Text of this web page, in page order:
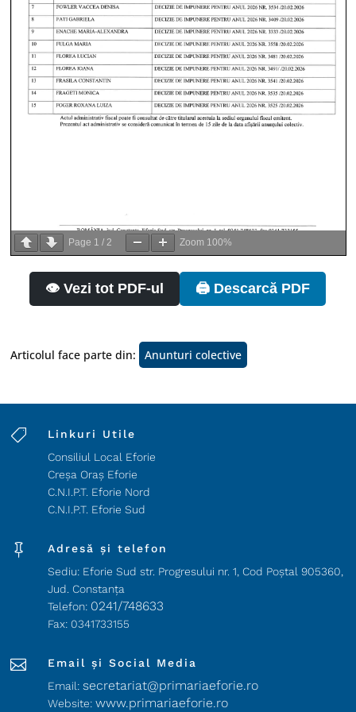
Page 1 /2 Zoom 100%
👁️ Vezi tot PDF-ul 🖨️ Descarcă PDF
Articolul face parte din: Anunturi colective

Linkuri Utile
Consiliul Local Eforie
Creșa Oraș Eforie
C.N.I.P.T. Eforie Nord
C.N.I.P.T. Eforie Sud

Adresă și telefon
Sediu: Eforie Sud str. Progresului nr. 1, Cod Poştal 905360,
Jud. Constanţa
Telefon: 0241/748633
Fax: 0341733155

Email și Social Media
Email:secretariat@primariaeforie.ro
Website:www.primariaeforie.ro